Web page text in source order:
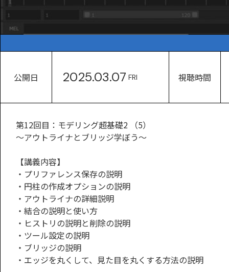
公開日 2025.03.07 FRI 視聴時間
第12回目：モデリング超基礎2 （5）
～アウトライナとブリッジ学ぼう～
【講義内容】
・プリファレンス保存の説明
・円柱の作成オプションの説明
・アウトライナの詳細説明
・結合の説明と使い方
・ヒストリの説明と削除の説明
・ツール設定の説明
・ブリッジの説明
・エッジを丸くして、見た目を丸くする方法の説明